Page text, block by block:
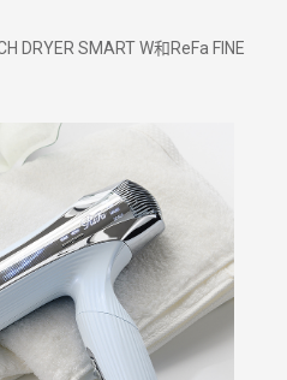
DRYER SMART W和ReFa FINE